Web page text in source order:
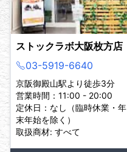
ストックラボ大阪枚方店
03-5919-6640
京阪御殿山駅より徒歩3分
営業時間：11:00 - 20:00
定休日：なし（臨時休業・年
末年始を除く）
取扱商材: すべて